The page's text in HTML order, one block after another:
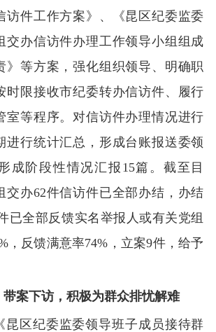
访件工作方案》、《昆区纪委监委
交办信访件办理工作领导小组组成
》等方案，强化组织领导、明确职
时限接收市纪委转办信访件、履行
室等程序。对信访件办理情况进行
进行统计汇总，形成台账报送委领
成阶段性情况汇报15篇。截至目
交办62件信访件已全部办结，办结
已全部反馈实名举报人或有关党组
，反馈满意率74%，立案9件，给予
案下访，积极为群众排忧解难
昆区纪委监委领导班子成员接待群